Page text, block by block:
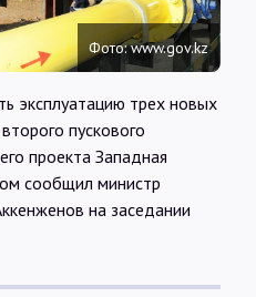
нас Фото: www.gov.kz
эксплуатацию трех новых
пускового
проекта Западная
сообщил министр
на заседании